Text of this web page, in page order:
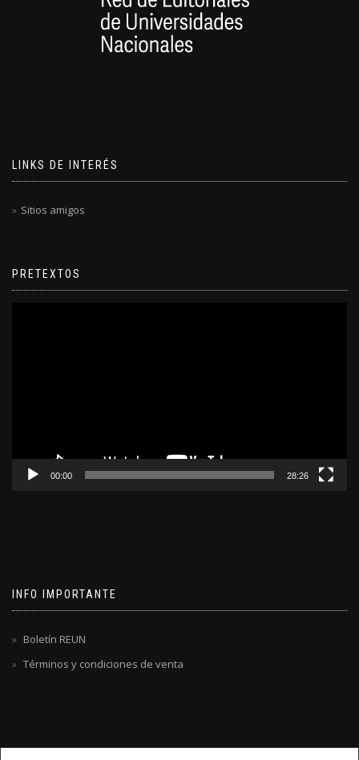
LINKS DE INTERÉS
Sitios amigos
PRETEXTOS
00:00 28:26
INFO IMPORTANTE
Boletín REUN
Términos y condiciones de venta